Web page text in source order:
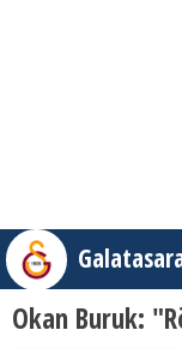
Okan Buruk: